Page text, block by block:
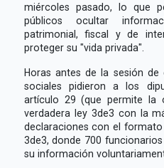
miércoles pasado, lo que
públicos ocultar
patrimonial, fiscal y de
proteger su "vida privada".
Horas antes de la sesión de
sociales pidieron a los
artículo 29 (que permite la
verdadera ley 3de3 con la
declaraciones con el
3de3, donde 700
su información